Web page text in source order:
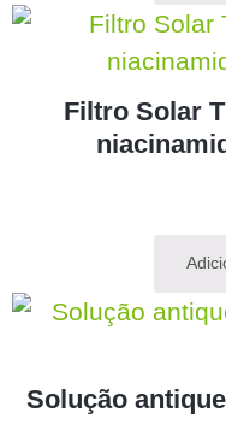
Filtro Solar
Solução